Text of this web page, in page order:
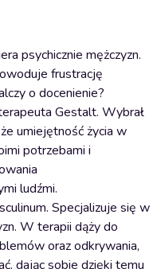
psychicznie mężczyzn.
frustrację
o docenienie?
Gestalt. Wybrał
umiejętność życia w
potrzebami i
ludźmi.
Specjalizuje się w
W terapii dąży do
oraz odkrywania,
dając sobie dzięki temu